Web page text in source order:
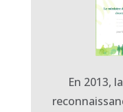
En 2013,